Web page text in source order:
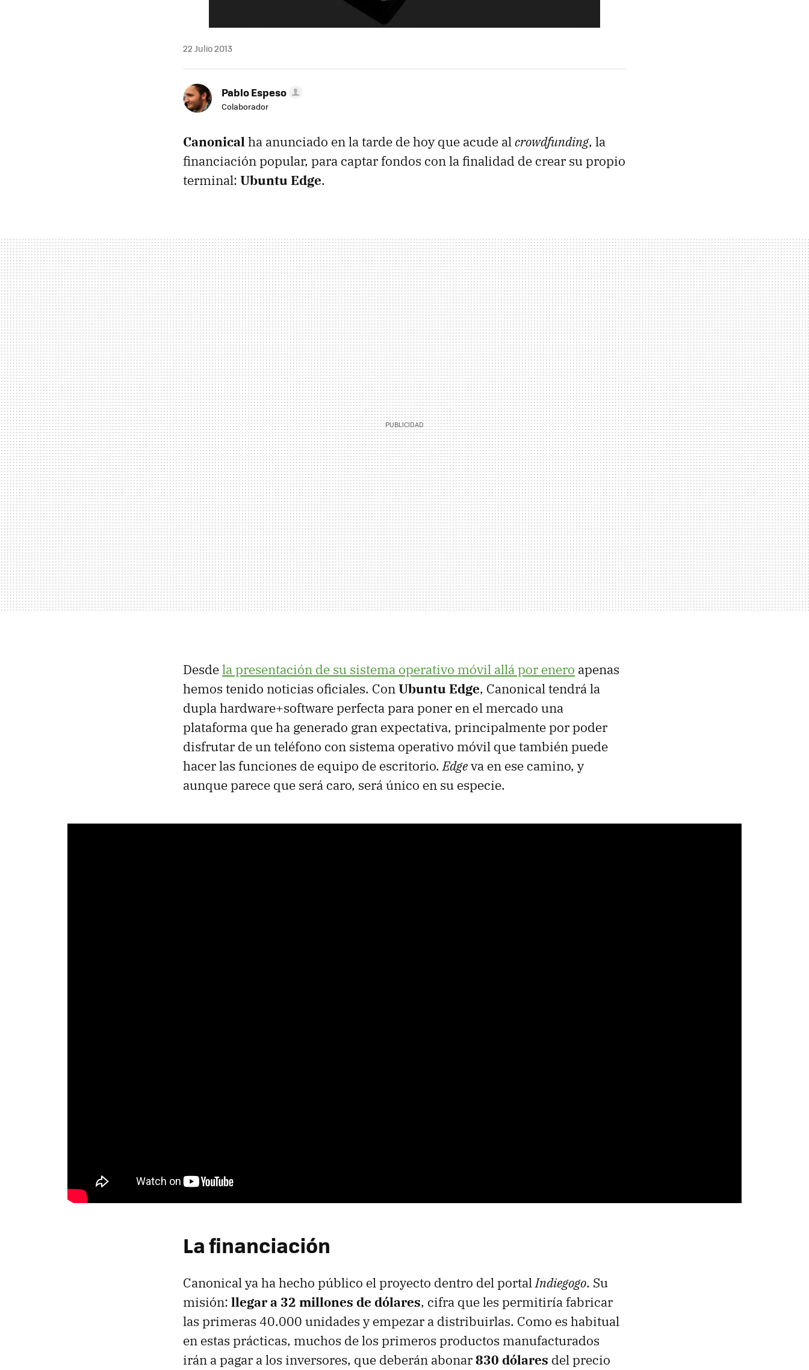
22 Julio 2013
Pablo Espeso
Colaborador
Canonicalha anunciado en la tarde de hoy que acude al crowdfunding, la
financiación popular, para captar fondos con la finalidad de crear su propio
terminal: Ubuntu Edge.
Desdela presentación de su sistema operativo móvil allá por enero apenas
hemos tenido noticias oficiales. ConUbuntu Edge, Canonical tendrá la
dupla hardware+software perfecta para poner en el mercado una
plataforma que ha generado gran expectativa, principalmente por poder
disfrutar de un teléfono con sistema operativo móvil que también puede
hacer las funciones de equipo de escritorio.Edgeva en ese camino, y
aunque parece que será caro, será único en su especie.
La financiación
Canonical ya ha hecho público el proyecto dentro del portalIndiegogo. Su
misión: llegar a 32 millones de dólares, cifra que les permitiría fabricar
las primeras 40.000 unidades y empezar a distribuirlas. Como es habitual
en estas prácticas, muchos de los primeros productos manufacturados
irán a pagar a los inversores, que deberán abonar830 dólares del precio